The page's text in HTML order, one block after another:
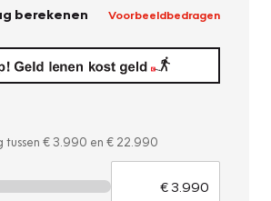
berekenen Voorbeeldbedragen
tussen € 3.990 en € 22.990